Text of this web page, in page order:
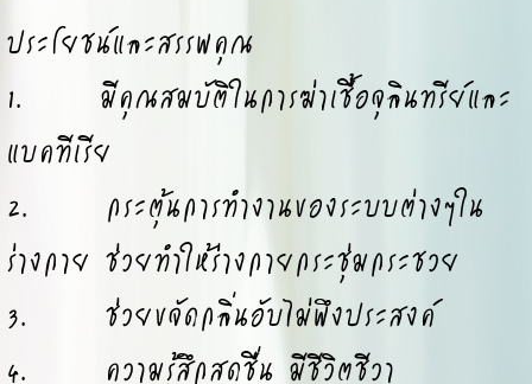
ประโยชน์และสรรพคุณ
1. มีคุณสมบัติในการฆ่าเชื้อจุลินทรีย์และ
แบคทีเรีย
2. กระตุ้นการทำงานของระบบต่างๆใน
ร่างกาย ช่วยทำให้ร่างกายกระชุ่มกระชวย
3. ช่วยขจัดกลิ่นอับไม่พึงประสงค์
4. ความรู้สึกสดชื่น มีชีวิตชีวา